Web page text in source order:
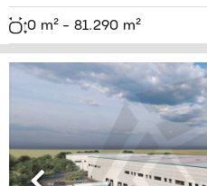
575 m² - 8.645 m²
Previous
Închiriere spații
Pavel Ceamur
București, Sud,Str. Pavel
Închiriere spații de
Șoseaua Olteniței. Halele
necesare și acces facil la